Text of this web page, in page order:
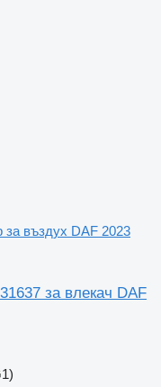
за въздух DAF 2023
за влекач DAF